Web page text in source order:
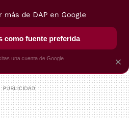
SELECCIÓN VEGUI
×
más de DAP en Google
como fuente preferida
una cuenta de Google